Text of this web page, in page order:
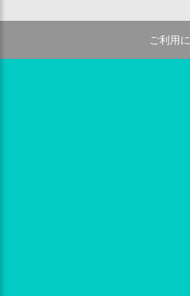
ご利用